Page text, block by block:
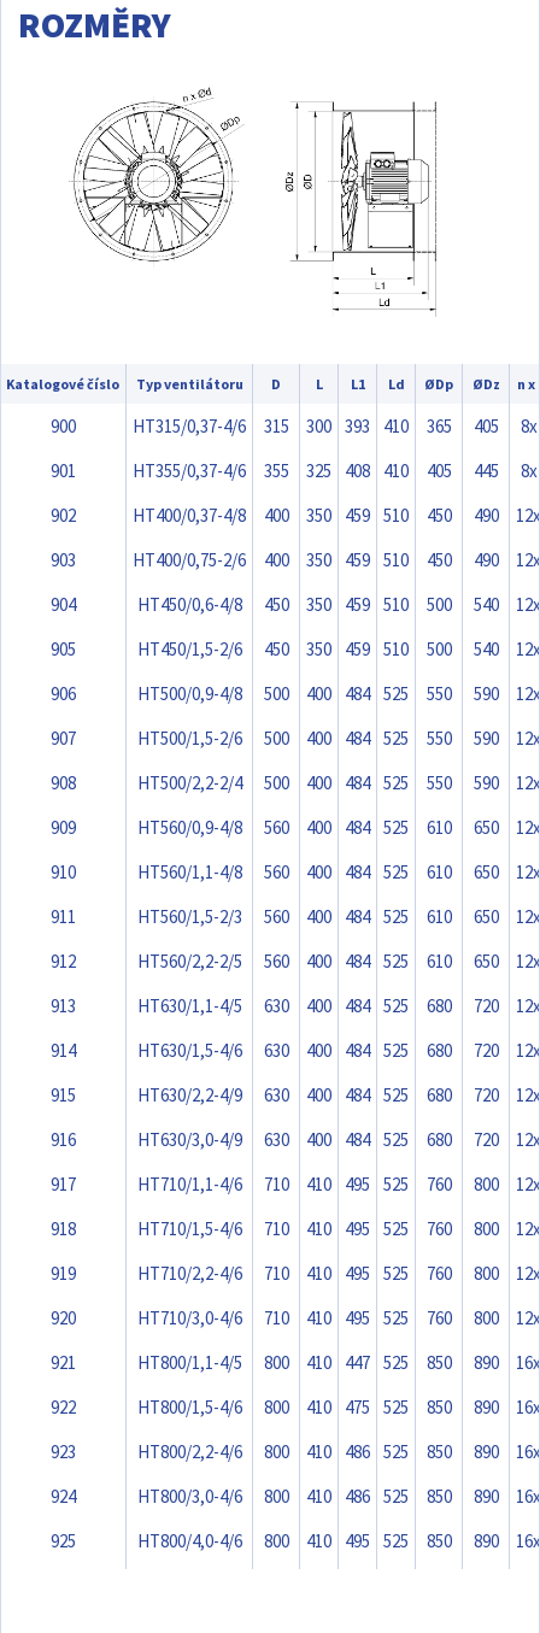
ROZMĚRY
Katalogové číslo Typ ventilátoru D L L1 Ld ØDp ØDz n
900 HT315/0,37-4/6 315 300 393 410 365 405
901
HT355/0,37-4/6 355 325 408 410 405 445
902
HT400/0,37-4/8 400 350 459 510 450 490
903
HT400/0,75-2/6 400 350 459 510 450 490
904
HT450/0,6-4/8 450 350 459 510 500 540
905
HT450/1,5-2/6 450 350 459 510 500 540
906
HT500/0,9-4/8 500 400 484 525 550 590
907
HT500/1,5-2/6 500 400 484 525 550 590
908
HT500/2,2-2/4 500 400 484 525 550 590
909
HT560/0,9-4/8 560 400 484 525 610 650
910
HT560/1,1-4/8 560 400 484 525 610 650
911
HT560/1,5-2/3 560 400 484 525 610 650
912
HT560/2,2-2/5 560 400 484 525 610 650
913
HT630/1,1-4/5 630 400 484 525 680 720
914
HT630/1,5-4/6 630 400 484 525 680 720
915
HT630/2,2-4/9 630 400 484 525 680 720
916
HT630/3,0-4/9 630 400 484 525 680 720
917
HT710/1,1-4/6 710 410 495 525 760 800
918
HT710/1,5-4/6 710 410 495 525 760 800
919
HT710/2,2-4/6 710 410 495 525 760 800
920
HT710/3,0-4/6 710 410 495 525 760 800
921
HT800/1,1-4/5 800 410 447 525 850 890
922
HT800/1,5-4/6 800 410 475 525 850 890
923
HT800/2,2-4/6 800 410 486 525 850 890
924
HT800/3,0-4/6 800 410 486 525 850 890
925
HT800/4,0-4/6 800 410 495 525 850 890